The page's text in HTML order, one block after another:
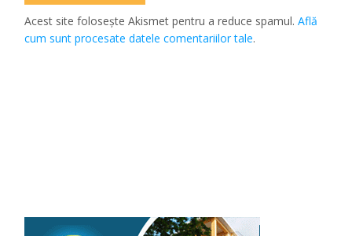
Acest site folosește Akismet pentru a reduce spamul.Află
cum sunt procesate datele comentariilor tale.